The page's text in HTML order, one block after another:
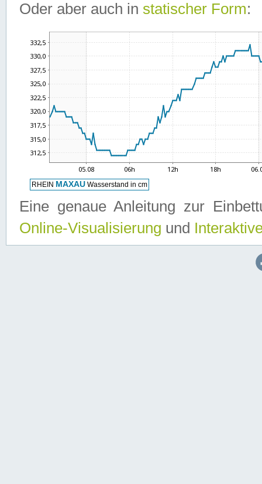
Oder aber auch in statischer Form:
Eine genaue Anleitung zur
Online-Visualisierung und